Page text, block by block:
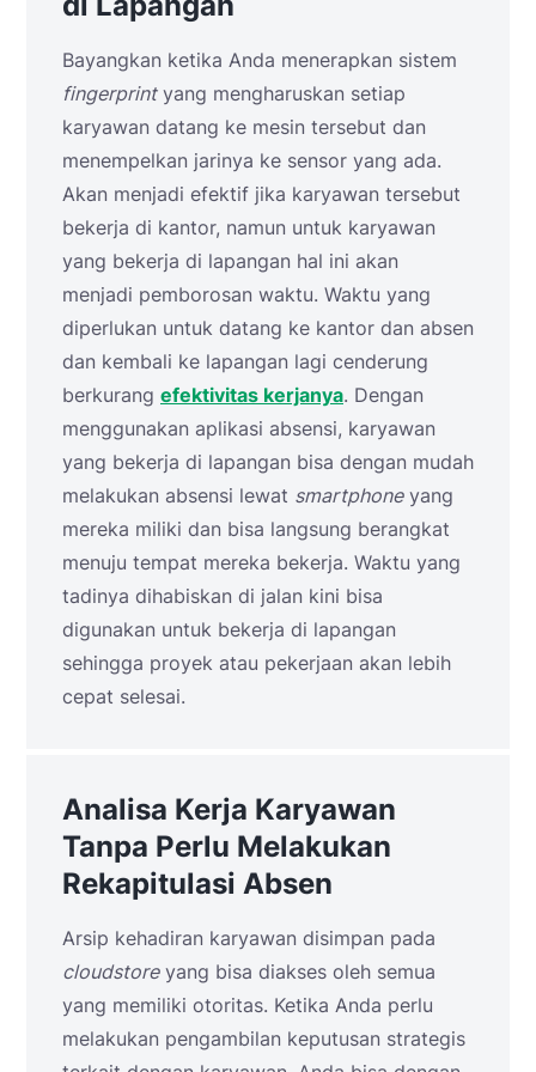
Bayangkan ketika Anda menerapkan sistem
fingerprintyang mengharuskan setiap
karyawan datang ke mesin tersebut dan
menempelkan jarinya ke sensor yang ada.
Akan menjadi efektif jika karyawan tersebut
bekerja di kantor, namun untuk karyawan
yang bekerja di lapangan hal ini akan
menjadi pemborosan waktu. Waktu yang
diperlukan untuk datang ke kantor dan absen
dan kembali ke lapangan lagi cenderung
berkurang efektivitas kerjanya. Dengan
menggunakan aplikasi absensi, karyawan
yang bekerja di lapangan bisa dengan mudah
melakukan absensi lewat smartphoneyang
mereka miliki dan bisa langsung berangkat
menuju tempat mereka bekerja. Waktu yang
tadinya dihabiskan di jalan kini bisa
digunakan untuk bekerja di lapangan
sehingga proyek atau pekerjaan akan lebih
cepat selesai.
Analisa Kerja Karyawan
Tanpa Perlu Melakukan
Rekapitulasi Absen
Arsip kehadiran karyawan disimpan pada
cloudstoreyang bisa diakses oleh semua
yang memiliki otoritas. Ketika Anda perlu
melakukan pengambilan keputusan strategis